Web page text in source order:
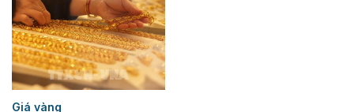
Giá vàng